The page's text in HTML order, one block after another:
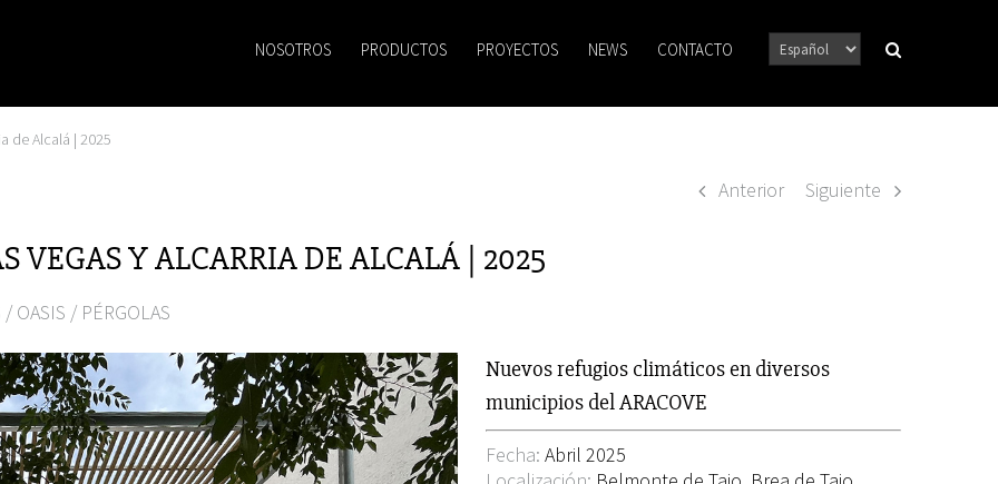
NOSOTROS PRODUCTOS PROYECTOS NEWS CONTACTO
de Alcalá | 2025
Anterior Siguiente
VEGAS Y ALCARRIA DE ALCALÁ | 2025
/ OASIS / PÉRGOLAS
Nuevos refugios climáticos en diversos
municipios del ARACOVE
Fecha: Abril 2025